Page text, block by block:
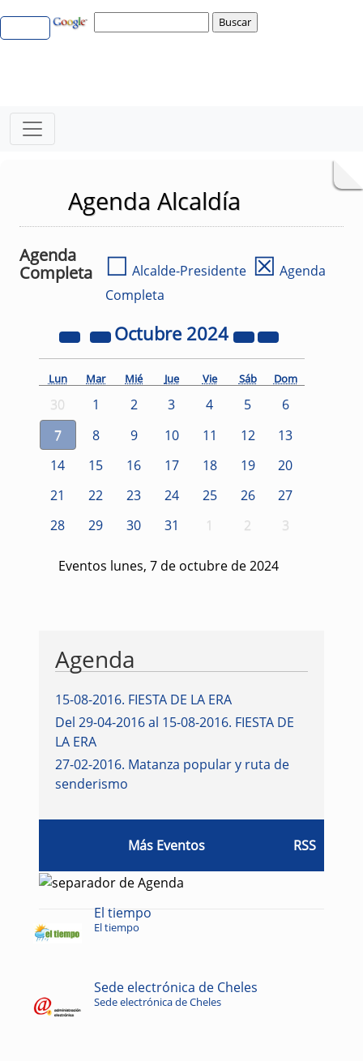
Agenda Alcaldía
Agenda
Completa
☐ Alcalde-Presidente ☒ Agenda
Completa
Octubre 2024
Lun Mar Mié Jue Vie Sáb Dom
30 1 2 3 4 5
6
7
8 9 10 11 12
13
14
15 16 17 18 19
20
21
22 23 24 25 26
27
28
29 30 31 1 2 3
Eventos lunes, 7 de octubre de 2024
Agenda
15-08-2016. FIESTA DE LA ERA
Del 29-04-2016 al 15-08-2016. FIESTA DE
LA ERA
27-02-2016. Matanza popular y ruta de
senderismo
Más Eventos RSS
El tiempo
El tiempo
Sede electrónica de Cheles
Sede electrónica de Cheles